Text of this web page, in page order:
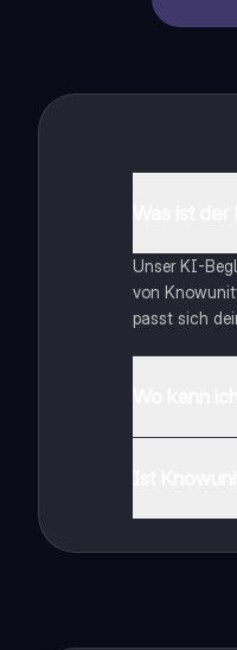
Unser KI-
von
passt sich
auf deinem